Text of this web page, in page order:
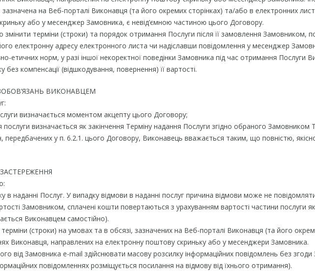
на Веб-порталі Виконавця (та його окремих сторінках) та/або в електронних
або у месенджер Замовника, є невід’ємною частиною цього Договору.
терміни (строки) та порядок отримання Послуги після її замовлення Замовником,
електронну адресу електронного листа чи надіславши повідомлення у месенджер
етичних норм, у разі іншої некоректної поведінки Замовника під час отримання Послуги
компенсації (відшкодування, повернення) її вартості.
ВИКОНАВЦЕМ
визначається моментом акцепту цього Договору;
визначається як закінчення Терміну надання Послуги згідно обраного Замовником
передбачених у п. 6.2.1. цього Договору, Виконавець вважається таким, що повністю,
в наданні Послуг. У випадку відмови в наданні послуг причина відмови може не
Замовником, сплачені кошти повертаються з урахуванням вартості частини
Виконавцем самостійно).
(строки) на умовах та в обсязі, зазначених на Веб-порталі Виконавця (та його
Виконавця, направлених на електронну поштову скриньку або у месенджери Замовника.
від Замовника e-mail здійснювати масову розсилку інформаційних повідомлень без
повідомленнях розміщується посилання на відмову від їхнього отримання).